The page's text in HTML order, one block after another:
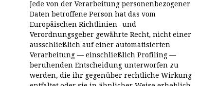
Jede von der Verarbeitung personenbezogener
Daten betroffene Person hat das vom
Europäischen Richtlinien- und
Verordnungsgeber gewährte Recht, nicht einer
ausschließlich auf einer automatisierten
Verarbeitung — einschließlich Profiling —
beruhenden Entscheidung unterworfen zu
werden, die ihr gegenüber rechtliche Wirkung